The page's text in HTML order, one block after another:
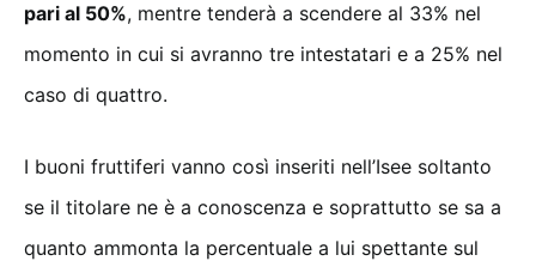
pari al 50%, mentre tenderà a scendere al 33% nel
momento in cui si avranno tre intestatari e a 25% nel
caso di quattro.
I buoni fruttiferi vanno così inseriti nell’Isee soltanto
se il titolare ne è a conoscenza e soprattutto se sa a
quanto ammonta la percentuale a lui spettante sul